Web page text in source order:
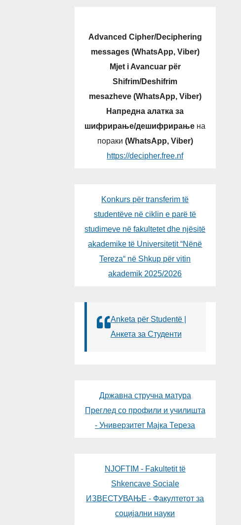
Advanced Cipher/Deciphering
messages (WhatsApp, Viber)
Mjet i Avancuar për
Shifrim/Deshifrim
mesazheve (WhatsApp, Viber)
Напредна алатка за
шифрирање/дешифрирање на
пораки (WhatsApp, Viber)
https://decipher.free.nf
Konkurs për transferim të
studentëve në ciklin e parë të
studimeve në fakultetet dhe njësitë
akademike të Universitetit “Nënë
Tereza“ në Shkup për vitin
akademik 2025/2026
Anketa për Studentë |
Анкета за Студенти
Државна стручна матура
Преглед со профили и училишта
- Универзитет Мајка Тереза
NJOFTIM - Fakultetit të
Shkencave Sociale
ИЗВЕСТУВАЊЕ - Факултетот за
социјални науки